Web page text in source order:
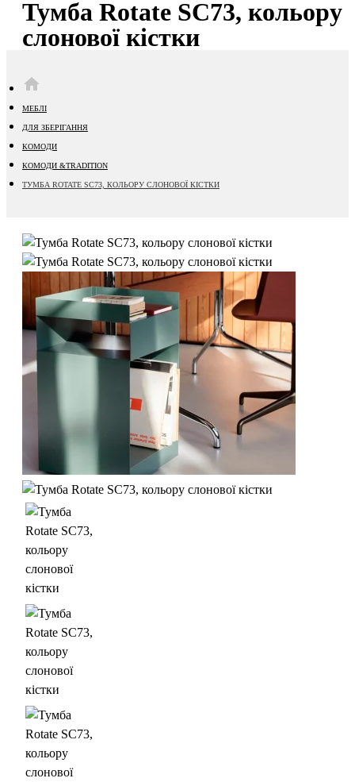
Тумба Rotate SC73, кольору
слонової кістки
МЕБЛІ
ДЛЯ ЗБЕРІГАННЯ
КОМОДИ
КОМОДИ &TRADITION
ТУМБА ROTATE SC73, КОЛЬОРУ СЛОНОВОЇ КІСТКИ